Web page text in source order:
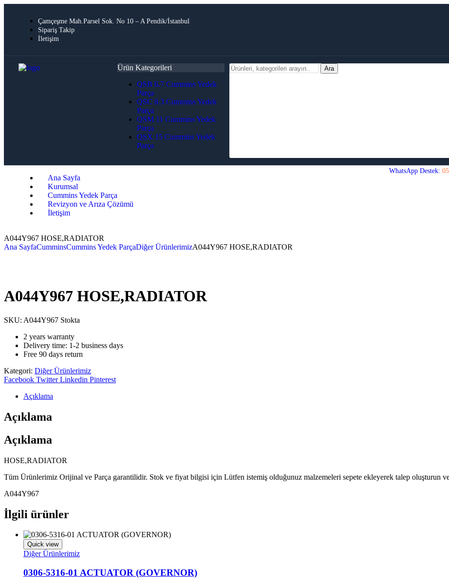
Çamçeşme Mah.Parsel Sok. No 10 – A Pendik/İstanbul
Sipariş Takip
İletişim
Ürün Kategorileri
QSB 6.7 Cummins Yedek
Parça
QSC 8.3 Cummins Yedek
Parça
QSM 11 Cummins Yedek
Parça
QSX 15 Cummins Yedek
Parça
Ara
Ana Sayfa
Kurumsal
Cummins Yedek Parça
Revizyon ve Arıza Çözümü
İletişim
WhatsApp Destek:
A044Y967 HOSE,RADIATOR
Ana SayfaCumminsCummins Yedek ParçaDiğer ÜrünlerimizA044Y967 HOSE,RADIATOR
A044Y967 HOSE,RADIATOR
SKU: A044Y967 Stokta
2 years warranty
Delivery time: 1-2 business days
Free 90 days return
Kategori: Diğer Ürünlerimiz
Facebook Twitter Linkedin Pinterest
Açıklama
Açıklama
Açıklama
HOSE,RADIATOR
Tüm Ürünlerimiz Orijinal ve Parça garantilidir. Stok ve fiyat bilgisi için Lütfen istemiş olduğunuz malzemeleri sepete ekleyerek talep oluşturun
A044Y967
İlgili ürünler
Quick view
Diğer Ürünlerimiz
0306-5316-01 ACTUATOR (GOVERNOR)